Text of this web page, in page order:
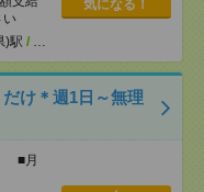
い
)駅 / …
気になる！
け＊週1日～無理
■月